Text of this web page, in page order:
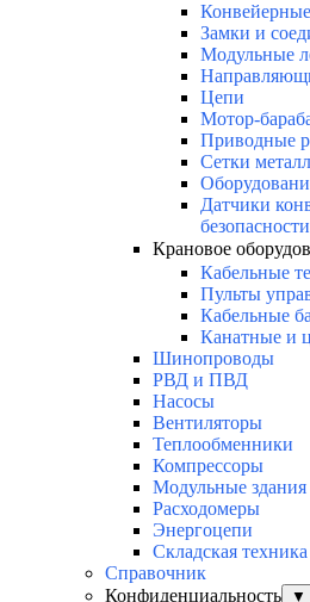
Замки и
Модульные
Цепи
Мотор-
Приводные
Сетки
Датчики
безопасности
Крановое
Кабельные
Пульты
Кабельные
Канатные и
Шинопроводы
РВД и ПВД
Насосы
Вентиляторы
Теплообменники
Компрессоры
Модульные здания
Расходомеры
Энергоцепи
Складская техника
Справочник
Конфиденциальность
▼